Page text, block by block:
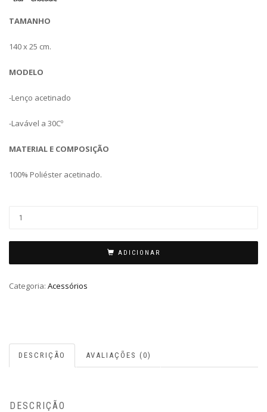
TAMANHO
140 x 25 cm.
MODELO
-Lenço acetinado
-Lavável a 30Cº
MATERIAL E COMPOSIÇÃO
100% Poliéster acetinado.
ADICIONAR
Categoria: Acessórios
DESCRIÇÃO AVALIAÇÕES (0)
DESCRIÇÃO